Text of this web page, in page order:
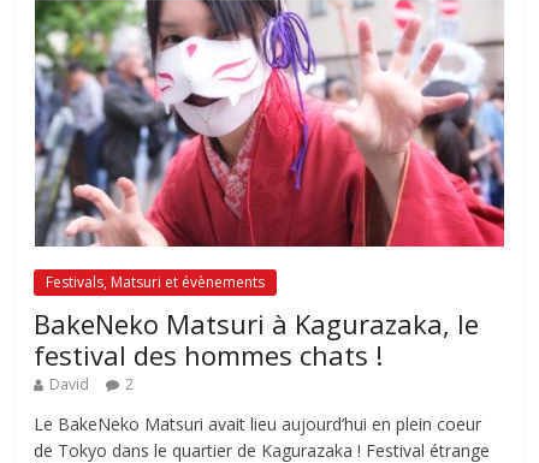
Festivals, Matsuri et évènements
BakeNeko Matsuri à Kagurazaka, le
festival des hommes chats !
David 2
Le BakeNeko Matsuri avait lieu aujourd’hui en plein coeur
de Tokyo dans le quartier de Kagurazaka ! Festival étrange